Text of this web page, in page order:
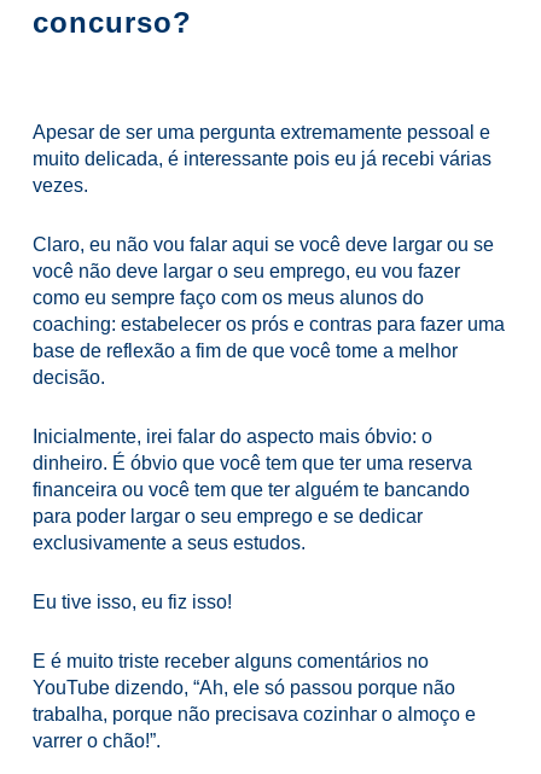
concurso?
Apesar de ser uma pergunta extremamente pessoal e
muito delicada, é interessante pois eu já recebi várias
vezes.
Claro, eu não vou falar aqui se você deve largar ou se
você não deve largar o seu emprego, eu vou fazer
como eu sempre faço com os meus alunos do
coaching: estabelecer os prós e contras para fazer uma
base de reflexão a fim de que você tome a melhor
decisão.
Inicialmente, irei falar do aspecto mais óbvio: o
dinheiro. É óbvio que você tem que ter uma reserva
financeira ou você tem que ter alguém te bancando
para poder largar o seu emprego e se dedicar
exclusivamente a seus estudos.
Eu tive isso, eu fiz isso!
E é muito triste receber alguns comentários no
YouTube dizendo, “Ah, ele só passou porque não
trabalha, porque não precisava cozinhar o almoço e
varrer o chão!”.